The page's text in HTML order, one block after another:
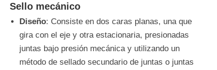
Sello mecánico
Diseño: Consiste en dos caras planas, una que
gira con el eje y otra estacionaria, presionadas
juntas bajo presión mecánica y utilizando un
método de sellado secundario de juntas o juntas